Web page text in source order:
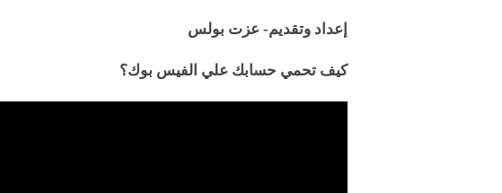
إعداد وتقديم- عزت بولس
كيف تحمي حسابك علي الفيس بوك؟